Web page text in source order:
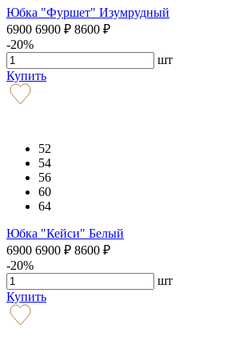
Юбка "Фуршет" Изумрудный
6900 6900 ₽ 8600 ₽
-20%
шт
Купить
52
54
56
60
64
Юбка "Кейси" Белый
6900 6900 ₽ 8600 ₽
-20%
шт
Купить